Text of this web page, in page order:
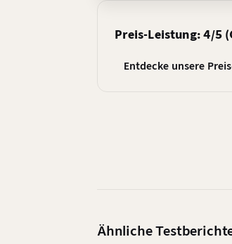
Preis-Leistung: 4/5
Entdecke unsere
Ähnliche